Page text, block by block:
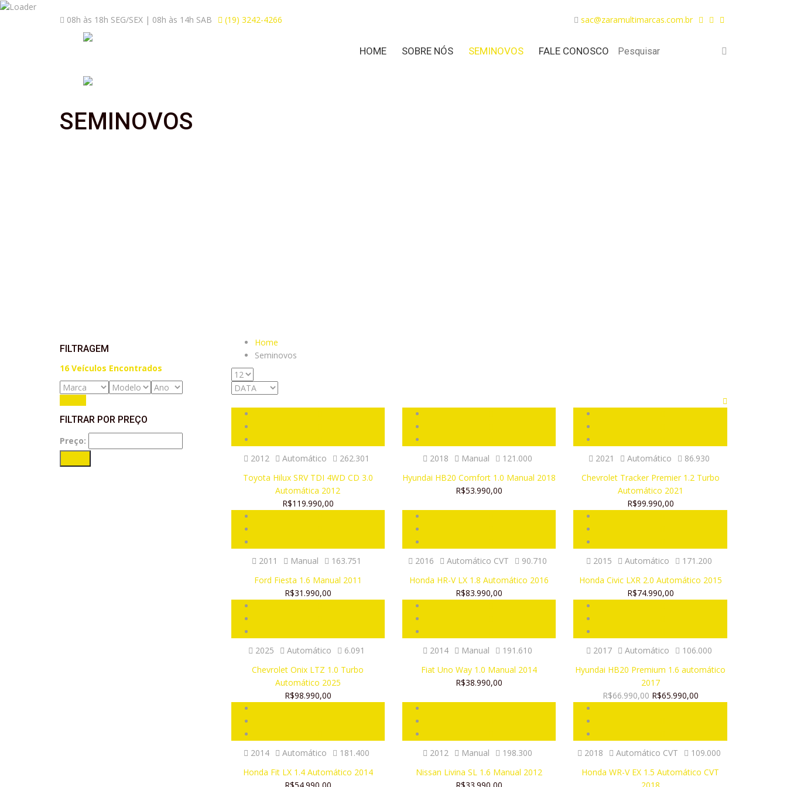
08h às 18h SEG/SEX | 08h às 14h SAB (19) 3242-4266 sac@zaramultimarcas.com.br
HOME SOBRE NÓS SEMINOVOS FALE CONOSCO
SEMINOVOS
FILTRAGEM
16 Veículos Encontrados
FILTRAR POR PREÇO
Preço:
Home
Seminovos
2012 Automático
262.301
Toyota Hilux SRV TDI 4WD CD 3.0
Automática 2012
R$119.990,00
2018 Manual
121.000
Hyundai HB20 Comfort 1.0 Manual 2018
R$53.990,00
2021 Automático
86.930
Chevrolet Tracker Premier 1.2 Turbo
Automático 2021
R$99.990,00
2011 Manual
163.751
Ford Fiesta 1.6 Manual 2011
R$31.990,00
2016 Automático CVT
90.710
Honda HR-V LX 1.8 Automático 2016
R$83.990,00
2015 Automático
171.200
Honda Civic LXR 2.0 Automático 2015
R$74.990,00
2025 Automático
6.091
Chevrolet Onix LTZ 1.0 Turbo
Automático 2025
R$98.990,00
2014 Manual
191.610
Fiat Uno Way 1.0 Manual 2014
R$38.990,00
2017 Automático
106.000
Hyundai HB20 Premium 1.6 automático
2017
R$66.990,00 R$65.990,00
2014 Automático
181.400
Honda Fit LX 1.4 Automático 2014
2012 Manual
198.300
Nissan Livina SL 1.6 Manual 2012
2018 Automático CVT
109.000
Honda WR-V EX 1.5 Automático CVT